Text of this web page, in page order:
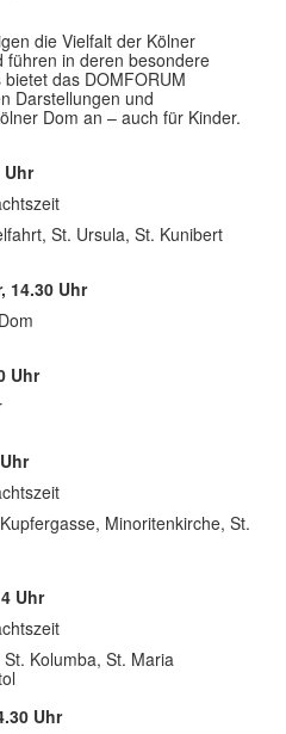
die Vielfalt der Kölner
führen in deren besondere
das DOMFORUM
Darstellungen und
Dom an – auch für Kinder.
Uhr
St. Ursula, St. Kunibert
14.30 Uhr
Uhr
Minoritenkirche, St.
Uhr
Kolumba, St. Maria
Uhr